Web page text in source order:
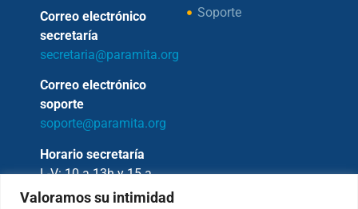
Valoramos su intimidad
Correo electrónico
secretaría
secretaria@paramita.org
Correo electrónico
soporte
soporte@paramita.org
Horario secretaría
L-V: 10 a 13h y 15 a
17h
Soporte